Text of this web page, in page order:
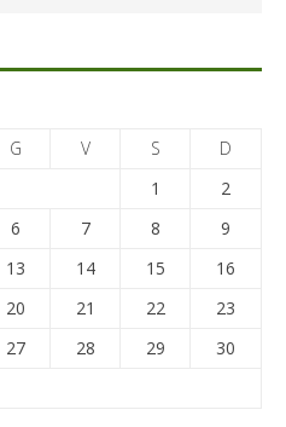
G V S
D
1
2
6 7 8
9
13 14 15
16
20 21 22
23
27 28 29
30